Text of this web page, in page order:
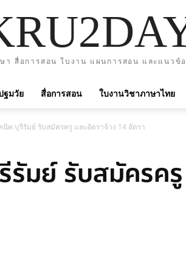
า สื่อการสอน ใบงาน แผนการสอน และแนวข้
ฐมวัย สื่อการสอน ใบงานวิชาภาษาไทย
นิค บุรีรัมย์ รับสมัครครู และอัตราจ้าง 14 อัตรา
มย์ รับสมัครครู